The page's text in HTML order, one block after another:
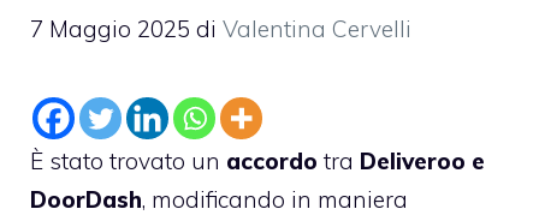
7 Maggio 2025 di Valentina Cervelli
È stato trovato un accordo tra Deliveroo e
DoorDash, modificando in maniera